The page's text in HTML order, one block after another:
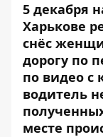
5 декабря
Харькове
снёс
дорогу по
по видео с
водитель
месте